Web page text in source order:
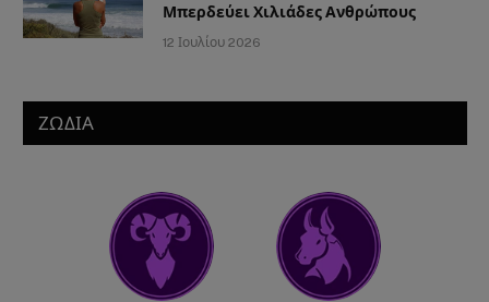
Μπερδεύει Χιλιάδες Ανθρώπους
12 Ιουλίου 2026
ΖΩΔΙΑ